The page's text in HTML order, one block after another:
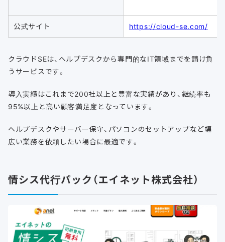
公式サイト https://cloud-se.com/
クラウドSEは、ヘルプデスクから専門的なIT領域までを請け負
うサービスです。
導入実績はこれまで200社以上と豊富な実績があり、継続率も
95%以上と高い顧客満足度となっています。
ヘルプデスクやサーバー保守、パソコンのセットアップなど幅
広い業務を依頼したい場合に最適です。
情シス代行パック（エイネット株式会社）